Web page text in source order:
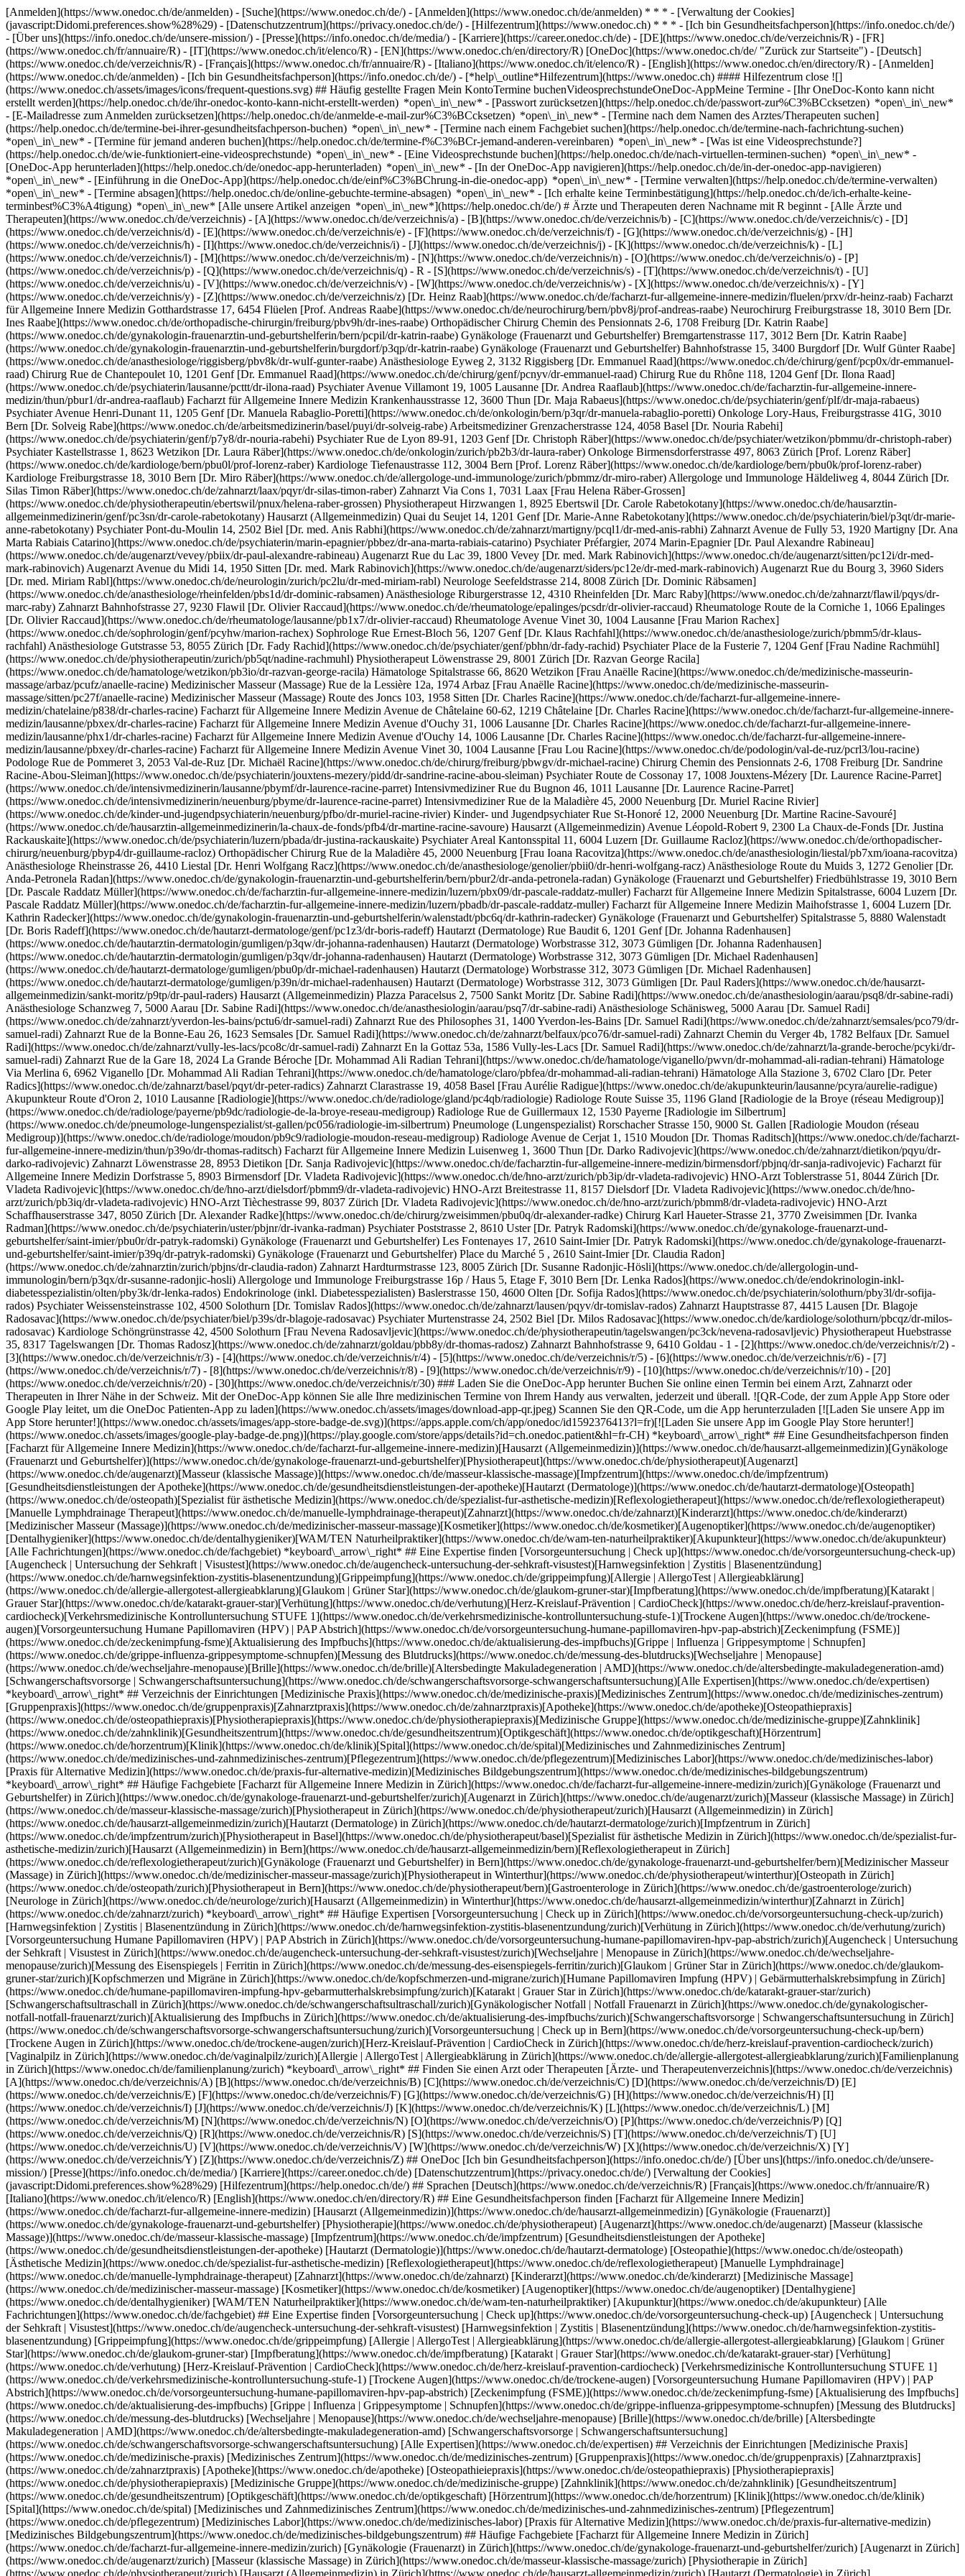
[Anmelden](https://www.onedoc.ch/de/anmelden) - [Suche](https://www.onedoc.ch/de/) - [Anmelden](https://www.onedoc.ch/de/anmelden) * * * - [Verwaltung der Cookies]
(javascript:Didomi.preferences.show%28%29) - [Datenschutzzentrum](https://privacy.onedoc.ch/de/) - [Hilfezentrum](https://www.onedoc.ch) * * * - [Ich bin Gesundheitsfachperson](https://info.onedoc.ch/de/)
- [Über uns](https://info.onedoc.ch/de/unsere-mission/) - [Presse](https://info.onedoc.ch/de/media/) - [Karriere](https://career.onedoc.ch/de) - [DE](https://www.onedoc.ch/de/verzeichnis/R) - [FR]
(https://www.onedoc.ch/fr/annuaire/R) - [IT](https://www.onedoc.ch/it/elenco/R) - [EN](https://www.onedoc.ch/en/directory/R) [OneDoc](https://www.onedoc.ch/de/ "Zurück zur Startseite") - [Deutsch]
(https://www.onedoc.ch/de/verzeichnis/R) - [Français](https://www.onedoc.ch/fr/annuaire/R) - [Italiano](https://www.onedoc.ch/it/elenco/R) - [English](https://www.onedoc.ch/en/directory/R) - [Anmelden]
(https://www.onedoc.ch/de/anmelden) - [Ich bin Gesundheitsfachperson](https://info.onedoc.ch/de/) - [*help\_outline*Hilfezentrum](https://www.onedoc.ch) #### Hilfezentrum close ![]
(https://www.onedoc.ch/assets/images/icons/frequent-questions.svg) ## Häufig gestellte Fragen Mein KontoTermine buchenVideosprechstundeOneDoc-AppMeine Termine - [Ihr OneDoc-Konto kann nicht
erstellt werden](https://help.onedoc.ch/de/ihr-onedoc-konto-kann-nicht-erstellt-werden) *open\_in\_new* - [Passwort zurücksetzen](https://help.onedoc.ch/de/passwort-zur%C3%BCcksetzen) *open\_in\_new*
- [E-Mailadresse zum Anmelden zurücksetzen](https://help.onedoc.ch/de/anmelde-e-mail-zur%C3%BCcksetzen) *open\_in\_new* - [Termine nach dem Namen des Arztes/Therapeuten suchen]
(https://help.onedoc.ch/de/termine-bei-ihrer-gesundheitsfachperson-buchen) *open\_in\_new* - [Termine nach einem Fachgebiet suchen](https://help.onedoc.ch/de/termine-nach-fachrichtung-suchen)
*open\_in\_new* - [Termine für jemand anderen buchen](https://help.onedoc.ch/de/termine-f%C3%BCr-jemand-anderen-vereinbaren) *open\_in\_new* - [Was ist eine Videosprechstunde?]
(https://help.onedoc.ch/de/wie-funktioniert-eine-videosprechstunde) *open\_in\_new* - [Eine Videosprechstunde buchen](https://help.onedoc.ch/de/nach-virtuellen-terminen-suchen) *open\_in\_new* -
[OneDoc-App herunterladen](https://help.onedoc.ch/de/onedoc-app-herunterladen) *open\_in\_new* - [In der OneDoc-App navigieren](https://help.onedoc.ch/de/in-der-onedoc-app-navigieren)
*open\_in\_new* - [Einführung in die OneDoc-App](https://help.onedoc.ch/de/einf%C3%BChrung-in-die-onedoc-app) *open\_in\_new* - [Termine verwalten](https://help.onedoc.ch/de/termine-verwalten) *open\_in\_new* - [Termine absagen](https://help.onedoc.ch/de/online-gebuchte-termine-absagen) *open\_in\_new* - [Ich erhalte keine Terminbestätigung](https://help.onedoc.ch/de/ich-erhalte-keine-terminbest%C3%A4tigung) *open\_in\_new* [Alle unsere Artikel anzeigen *open\_in\_new*](https://help.onedoc.ch/de/) # Ärzte und Therapeuten deren Nachname mit R beginnt - [Alle Ärzte und Therapeuten](https://www.onedoc.ch/de/verzeichnis) - [A](https://www.onedoc.ch/de/verzeichnis/a) - [B](https://www.onedoc.ch/de/verzeichnis/b) - [C](https://www.onedoc.ch/de/verzeichnis/c) - [D](https://www.onedoc.ch/de/verzeichnis/d) - [E](https://www.onedoc.ch/de/verzeichnis/e) - [F](https://www.onedoc.ch/de/verzeichnis/f) - [G](https://www.onedoc.ch/de/verzeichnis/g) - [H](https://www.onedoc.ch/de/verzeichnis/h) - [I](https://www.onedoc.ch/de/verzeichnis/i) - [J](https://www.onedoc.ch/de/verzeichnis/j) - [K](https://www.onedoc.ch/de/verzeichnis/k) - [L](https://www.onedoc.ch/de/verzeichnis/l) - [M](https://www.onedoc.ch/de/verzeichnis/m) - [N](https://www.onedoc.ch/de/verzeichnis/n) - [O](https://www.onedoc.ch/de/verzeichnis/o) - [P](https://www.onedoc.ch/de/verzeichnis/p) - [Q](https://www.onedoc.ch/de/verzeichnis/q) - R - [S](https://www.onedoc.ch/de/verzeichnis/s) - [T](https://www.onedoc.ch/de/verzeichnis/t) - [U](https://www.onedoc.ch/de/verzeichnis/u) - [V](https://www.onedoc.ch/de/verzeichnis/v) - [W](https://www.onedoc.ch/de/verzeichnis/w) - [X](https://www.onedoc.ch/de/verzeichnis/x) - [Y](https://www.onedoc.ch/de/verzeichnis/y) - [Z](https://www.onedoc.ch/de/verzeichnis/z) [Dr. Heinz Raab](https://www.onedoc.ch/de/facharzt-fur-allgemeine-innere-medizin/fluelen/prxv/dr-heinz-raab) Facharzt für Allgemeine Innere Medizin Gotthardstrasse 17, 6454 Flüelen [Prof. Andreas Raabe](https://www.onedoc.ch/de/neurochirurg/bern/pbv8j/prof-andreas-raabe) Neurochirurg Freiburgstrasse 18, 3010 Bern [Dr. Ines Raabe](https://www.onedoc.ch/de/orthopadische-chirurgin/freiburg/pbv9h/dr-ines-raabe) Orthopädischer Chirurg Chemin des Pensionnats 2-6, 1708 Freiburg [Dr. Katrin Raabe](https://www.onedoc.ch/de/gynakologin-frauenarztin-und-geburtshelferin/bern/pcpil/dr-katrin-raabe) Gynäkologe (Frauenarzt und Geburtshelfer) Bremgartenstrasse 117, 3012 Bern [Dr. Katrin Raabe](https://www.onedoc.ch/de/gynakologin-frauenarztin-und-geburtshelferin/burgdorf/p3qp/dr-katrin-raabe) Gynäkologe (Frauenarzt und Geburtshelfer) Bahnhofstrasse 15, 3400 Burgdorf [Dr. Wulf Günter Raabe](https://www.onedoc.ch/de/anasthesiologe/riggisberg/pbv8k/dr-wulf-gunter-raabe) Anästhesiologe Eyweg 2, 3132 Riggisberg [Dr. Emmanuel Raad](https://www.onedoc.ch/de/chirurg/genf/pcp0x/dr-emmanuel-raad) Chirurg Rue de Chantepoulet 10, 1201 Genf [Dr. Emmanuel Raad](https://www.onedoc.ch/de/chirurg/genf/pcnyv/dr-emmanuel-raad) Chirurg Rue du Rhône 118, 1204 Genf [Dr. Ilona Raad](https://www.onedoc.ch/de/psychiaterin/lausanne/pcttt/dr-ilona-raad) Psychiater Avenue Villamont 19, 1005 Lausanne [Dr. Andrea Raaflaub](https://www.onedoc.ch/de/facharztin-fur-allgemeine-innere-medizin/thun/pbur1/dr-andrea-raaflaub) Facharzt für Allgemeine Innere Medizin Krankenhausstrasse 12, 3600 Thun [Dr. Maja Rabaeus](https://www.onedoc.ch/de/psychiaterin/genf/plf/dr-maja-rabaeus) Psychiater Avenue Henri-Dunant 11, 1205 Genf [Dr. Manuela Rabaglio-Poretti](https://www.onedoc.ch/de/onkologin/bern/p3qr/dr-manuela-rabaglio-poretti) Onkologe Lory-Haus, Freiburgstrasse 41G, 3010 Bern [Dr. Solveig Rabe](https://www.onedoc.ch/de/arbeitsmedizinerin/basel/puyi/dr-solveig-rabe) Arbeitsmediziner Grenzacherstrasse 124, 4058 Basel [Dr. Nouria Rabehi](https://www.onedoc.ch/de/psychiaterin/genf/p7y8/dr-nouria-rabehi) Psychiater Rue de Lyon 89-91, 1203 Genf [Dr. Christoph Räber](https://www.onedoc.ch/de/psychiater/wetzikon/pbmmu/dr-christoph-raber) Psychiater Kastellstrasse 1, 8623 Wetzikon [Dr. Laura Räber](https://www.onedoc.ch/de/onkologin/zurich/pb2b3/dr-laura-raber) Onkologe Birmensdorferstrasse 497, 8063 Zürich [Prof. Lorenz Räber](https://www.onedoc.ch/de/kardiologe/bern/pbu0l/prof-lorenz-raber) Kardiologe Tiefenaustrasse 112, 3004 Bern [Prof. Lorenz Räber](https://www.onedoc.ch/de/kardiologe/bern/pbu0k/prof-lorenz-raber) Kardiologe Freiburgstrasse 18, 3010 Bern [Dr. Miro Räber](https://www.onedoc.ch/de/allergologe-und-immunologe/zurich/pbmmz/dr-miro-raber) Allergologe und Immunologe Häldeliweg 4, 8044 Zürich [Dr. Silas Timon Räber](https://www.onedoc.ch/de/zahnarzt/laax/pqyr/dr-silas-timon-raber) Zahnarzt Via Cons 1, 7031 Laax [Frau Helena Räber-Grossen](https://www.onedoc.ch/de/physiotherapeutin/ebertswil/pnux/helena-raber-grossen) Physiotherapeut Hirzwangen 1, 8925 Ebertswil [Dr. Carole Rabetokotany](https://www.onedoc.ch/de/hausarztin-allgemeinmedizinerin/genf/pc3sn/dr-carole-rabetokotany) Hausarzt (Allgemeinmedizin) Quai du Seujet 14, 1201 Genf [Dr. Marie-Anne Rabetokotany](https://www.onedoc.ch/de/psychiaterin/biel/p3qt/dr-marie-anne-rabetokotany) Psychiater Pont-du-Moulin 14, 2502 Biel [Dr. med. Anis Rabhi](https://www.onedoc.ch/de/zahnarzt/martigny/pcql1/dr-med-anis-rabhi) Zahnarzt Avenue de Fully 53, 1920 Martigny [Dr. Ana Marta Rabiais Catarino](https://www.onedoc.ch/de/psychiaterin/marin-epagnier/pbbez/dr-ana-marta-rabiais-catarino) Psychiater Préfargier, 2074 Marin-Epagnier [Dr. Paul Alexandre Rabineau](https://www.onedoc.ch/de/augenarzt/vevey/pbiix/dr-paul-alexandre-rabineau) Augenarzt Rue du Lac 39, 1800 Vevey [Dr. med. Mark Rabinovich](https://www.onedoc.ch/de/augenarzt/sitten/pc12i/dr-med-mark-rabinovich) Augenarzt Avenue du Midi 14, 1950 Sitten [Dr. med. Mark Rabinovich](https://www.onedoc.ch/de/augenarzt/siders/pc12e/dr-med-mark-rabinovich) Augenarzt Rue du Bourg 3, 3960 Siders [Dr. med. Miriam Rabl](https://www.onedoc.ch/de/neurologin/zurich/pc2lu/dr-med-miriam-rabl) Neurologe Seefeldstrasse 214, 8008 Zürich [Dr. Dominic Räbsamen](https://www.onedoc.ch/de/anasthesiologe/rheinfelden/pbs1d/dr-dominic-rabsamen) Anästhesiologe Riburgerstrasse 12, 4310 Rheinfelden [Dr. Marc Raby](https://www.onedoc.ch/de/zahnarzt/flawil/pqys/dr-marc-raby) Zahnarzt Bahnhofstrasse 27, 9230 Flawil [Dr. Olivier Raccaud](https://www.onedoc.ch/de/rheumatologe/epalinges/pcsdr/dr-olivier-raccaud) Rheumatologe Route de la Corniche 1, 1066 Epalinges [Dr. Olivier Raccaud](https://www.onedoc.ch/de/rheumatologe/lausanne/pb1x7/dr-olivier-raccaud) Rheumatologe Avenue Vinet 30, 1004 Lausanne [Frau Marion Rachex](https://www.onedoc.ch/de/sophrologin/genf/pcyhw/marion-rachex) Sophrologe Rue Ernest-Bloch 56, 1207 Genf [Dr. Klaus Rachfahl](https://www.onedoc.ch/de/anasthesiologe/zurich/pbmm5/dr-klaus-rachfahl) Anästhesiologe Gutstrasse 53, 8055 Zürich [Dr. Fady Rachid](https://www.onedoc.ch/de/psychiater/genf/pbhn/dr-fady-rachid) Psychiater Place de la Fusterie 7, 1204 Genf [Frau Nadine Rachmühl](https://www.onedoc.ch/de/physiotherapeutin/zurich/pb5qt/nadine-rachmuhl) Physiotherapeut Löwenstrasse 29, 8001 Zürich [Dr. Razvan George Racila](https://www.onedoc.ch/de/hamatologe/wetzikon/pb3io/dr-razvan-george-racila) Hämatologe Spitalstrasse 66, 8620 Wetzikon [Frau Anaëlle Racine](https://www.onedoc.ch/de/medizinische-masseurin-massage/arbaz/pcufz/anaelle-racine) Medizinischer Masseur (Massage) Rue de la Lessière 12a, 1974 Arbaz [Frau Anaëlle Racine](https://www.onedoc.ch/de/medizinische-masseurin-massage/sitten/pc27f/anaelle-racine) Medizinischer Masseur (Massage) Route des Joncs 103, 1958 Sitten [Dr. Charles Racine](https://www.onedoc.ch/de/facharzt-fur-allgemeine-innere-medizin/chatelaine/p838/dr-charles-racine) Facharzt für Allgemeine Innere Medizin Avenue de Châtelaine 60-62, 1219 Châtelaine [Dr. Charles Racine](https://www.onedoc.ch/de/facharzt-fur-allgemeine-innere-medizin/lausanne/pbxex/dr-charles-racine) Facharzt für Allgemeine Innere Medizin Avenue d'Ouchy 31, 1006 Lausanne [Dr. Charles Racine](https://www.onedoc.ch/de/facharzt-fur-allgemeine-innere-medizin/lausanne/phx1/dr-charles-racine) Facharzt für Allgemeine Innere Medizin Avenue d'Ouchy 14, 1006 Lausanne [Dr. Charles Racine](https://www.onedoc.ch/de/facharzt-fur-allgemeine-innere-medizin/lausanne/pbxey/dr-charles-racine) Facharzt für Allgemeine Innere Medizin Avenue Vinet 30, 1004 Lausanne [Frau Lou Racine](https://www.onedoc.ch/de/podologin/val-de-ruz/pcrl3/lou-racine) Podologe Rue de Pommeret 3, 2053 Val-de-Ruz [Dr. Michaël Racine](https://www.onedoc.ch/de/chirurg/freiburg/pbwgv/dr-michael-racine) Chirurg Chemin des Pensionnats 2-6, 1708 Freiburg [Dr. Sandrine Racine-Abou-Sleiman](https://www.onedoc.ch/de/psychiaterin/jouxtens-mezery/pidd/dr-sandrine-racine-abou-sleiman) Psychiater Route de Cossonay 17, 1008 Jouxtens-Mézery [Dr. Laurence Racine-Parret](https://www.onedoc.ch/de/intensivmedizinerin/lausanne/pbymf/dr-laurence-racine-parret) Intensivmediziner Rue du Bugnon 46, 1011 Lausanne [Dr. Laurence Racine-Parret](https://www.onedoc.ch/de/intensivmedizinerin/neuenburg/pbyme/dr-laurence-racine-parret) Intensivmediziner Rue de la Maladière 45, 2000 Neuenburg [Dr. Muriel Racine Rivier](https://www.onedoc.ch/de/kinder-und-jugendpsychiaterin/neuenburg/pfbo/dr-muriel-racine-rivier) Kinder- und Jugendpsychiater Rue St-Honoré 12, 2000 Neuenburg [Dr. Martine Racine-Savouré](https://www.onedoc.ch/de/hausarztin-allgemeinmedizinerin/la-chaux-de-fonds/pfb4/dr-martine-racine-savoure) Hausarzt (Allgemeinmedizin) Avenue Léopold-Robert 9, 2300 La Chaux-de-Fonds [Dr. Justina Rackauskaite](https://www.onedoc.ch/de/psychiaterin/luzern/pbada/dr-justina-rackauskaite) Psychiater Areal Kantonsspital 11, 6004 Luzern [Dr. Guillaume Racloz](https://www.onedoc.ch/de/orthopadischer-chirurg/neuenburg/pbyp4/dr-guillaume-racloz) Orthopädischer Chirurg Rue de la Maladière 45, 2000 Neuenburg [Frau Ioana Racovitza](https://www.onedoc.ch/de/anasthesiologin/liestal/pb7xm/ioana-racov